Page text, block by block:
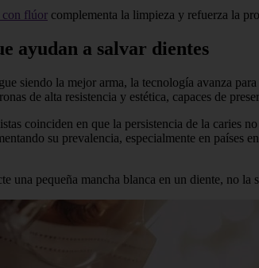
con flúor complementa la limpieza y refuerza la
ayudan a salvar dientes
siendo la mejor arma, la tecnología avanza
de alta resistencia y estética, capaces de
coinciden en que la persistencia de la caries
su prevalencia, especialmente en países
una pequeña mancha blanca en un diente, no